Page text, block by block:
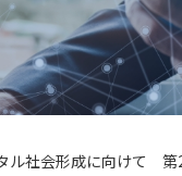
ル社会形成に向けて 第